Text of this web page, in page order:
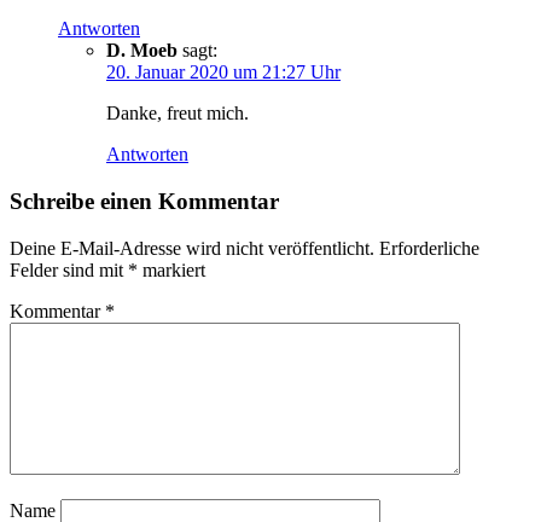
Antworten
D. Moeb sagt:
20. Januar 2020 um 21:27 Uhr
Danke, freut mich.
Antworten
Schreibe einen Kommentar
Deine E-Mail-Adresse wird nicht veröffentlicht. Erforderliche
Felder sind mit * markiert
Kommentar *
Name